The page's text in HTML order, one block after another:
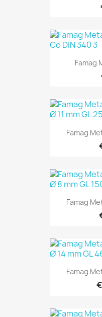
Famag
Famag
Famag
Famag